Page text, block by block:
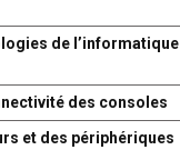
de l’informatique
des consoles
et des périphériques